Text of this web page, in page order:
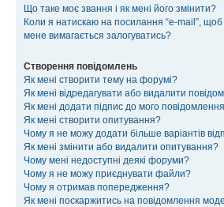
Що таке моє звання і як мені його змінити?
Коли я натискаю на посилання “e-mail”, щоб
мене вимагається залогуватись?
Створення повідомлень
Як мені створити тему на форумі?
Як мені відредагувати або видалити
Як мені додати підпис до мого
Як мені створити опитування?
Чому я не можу додати більше варіантів
Як мені змінити або видалити опитування?
Чому мені недоступні деякі форуми?
Чому я не можу приєднувати файли?
Чому я отримав попередження?
Як мені поскаржитись на повідомлення